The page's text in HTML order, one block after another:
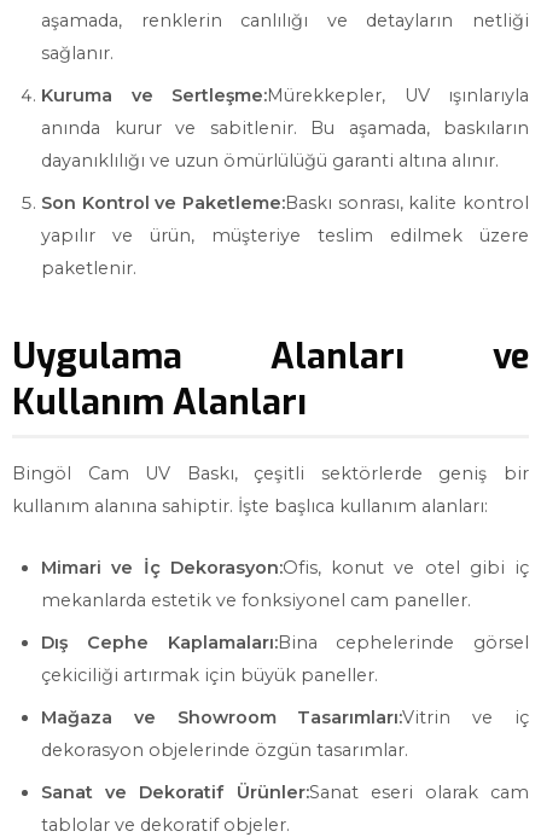
aşamada, renklerin canlılığı ve detayların netliği
sağlanır.
Kuruma ve Sertleşme:Mürekkepler, UV ışınlarıyla
anında kurur ve sabitlenir. Bu aşamada, baskıların
dayanıklılığı ve uzun ömürlülüğü garanti altına alınır.
Son Kontrol ve Paketleme:Baskı sonrası, kalite kontrol
yapılır ve ürün, müşteriye teslim edilmek üzere
paketlenir.
Uygulama Alanları ve
Kullanım Alanları
Bingöl Cam UV Baskı, çeşitli sektörlerde geniş bir
kullanım alanına sahiptir. İşte başlıca kullanım alanları:
Mimari ve İç Dekorasyon:Ofis, konut ve otel gibi iç
mekanlarda estetik ve fonksiyonel cam paneller.
Dış Cephe Kaplamaları:Bina cephelerinde görsel
çekiciliği artırmak için büyük paneller.
Mağaza ve Showroom Tasarımları:Vitrin ve iç
dekorasyon objelerinde özgün tasarımlar.
Sanat ve Dekoratif Ürünler:Sanat eseri olarak cam
tablolar ve dekoratif objeler.